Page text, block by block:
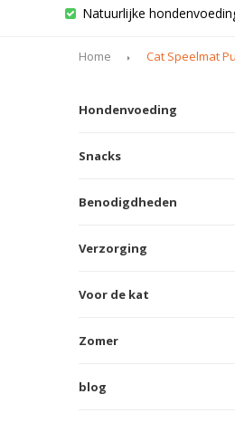
Natuurlijke
Home Cat Speelmat
Hondenvoeding
Snacks
Benodigdheden
Verzorging
Voor de kat
Zomer
blog